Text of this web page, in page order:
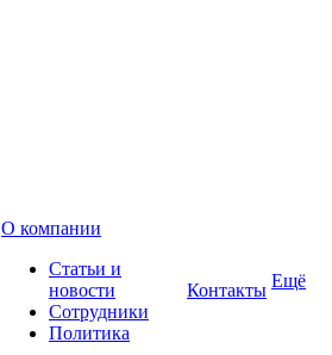
О компании
Статьи и
новости
Сотрудники
Политика
Контакты Ещё